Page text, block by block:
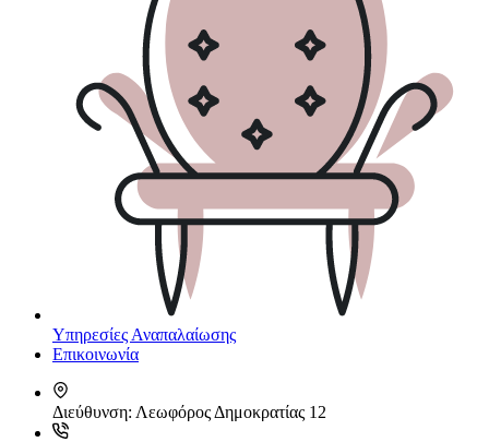
Υπηρεσίες Αναπαλαίωσης
Επικοινωνία
Διεύθυνση: Λεωφόρος Δημοκρατίας 12